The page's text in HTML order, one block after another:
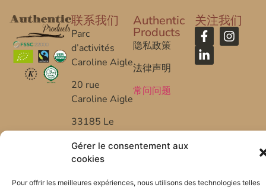
Gérer le consentement aux
cookies
Pour offrir les meilleures expériences, nous utilisons des technologies telles
联系我们
Parc
d’activités
Caroline Aigle
20 rue
Caroline Aigle
33185 Le
FRANCE
Authentic
Products
隐私政策
法律声明
常问问题
关注我们